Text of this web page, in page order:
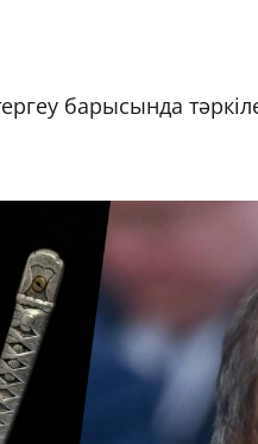
барысында